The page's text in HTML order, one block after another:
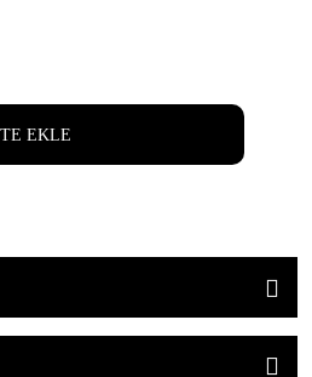
EKLE